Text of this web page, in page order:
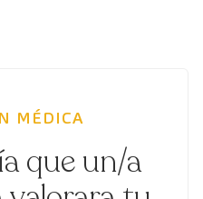
MÉDICA
que un/a